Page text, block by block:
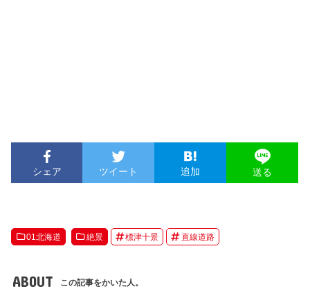
シェア ツイート 追加 送る
01北海道 絶景 標津十景 直線道路
ABOUT この記事をかいた人。